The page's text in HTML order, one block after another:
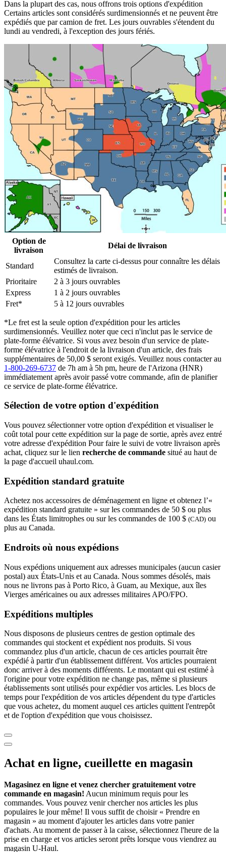
Dans la plupart des cas, nous offrons trois options d'expédition
Certains articles sont considérés surdimensionnés et ne peuvent être
expédiés que par camion de fret. Les jours ouvrables s'étendent du
lundi au vendredi, à l'exception des jours fériés.
Option de
livraison
Délai de livraison
Standard
Consultez la carte ci-dessus pour connaître les délais
estimés de livraison.
Prioritaire
2 à 3 jours ouvrables
Express
1 à 2 jours ouvrables
Fret*
5 à 12 jours ouvrables
*Le fret est la seule option d'expédition pour les articles
surdimensionnés. Veuillez noter que ceci n'inclut pas le service de
plate-forme élévatrice. Si vous avez besoin d'un service de plate-
forme élévatrice à l'endroit de la livraison d'un article, des frais
supplémentaires de 50,00 $ seront exigés. Veuillez nous contacter au
1-800-269-6737 de 7h am à 5h pm, heure de l'Arizona (HNR)
immédiatement après avoir passé votre commande, afin de planifier
ce service de plate-forme élévatrice.
Sélection de votre option d'expédition
Vous pouvez sélectionner votre option d'expédition et visualiser le
coût total pour cette expédition sur la page de sortie, après avez entré
votre adresse d'expédition Pour faire le suivi de votre livraison après
achat, cliquez sur le lien recherche de commande situé au haut de
la page d'accueil uhaul.com.
Expédition standard gratuite
Achetez nos accessoires de déménagement en ligne et obtenez l’«
expédition standard gratuite » sur les commandes de 50 $ ou plus
dans les États limitrophes ou sur les commandes de 100 $ (CAD) ou
plus au Canada.
Endroits où nous expédions
Nous expédions uniquement aux adresses municipales (aucun casier
postal) aux États-Unis et au Canada. Nous sommes désolés, mais
nous ne livrons pas à Porto Rico, à Guam, au Mexique, aux îles
Vierges américaines ou aux adresses militaires APO/FPO.
Expéditions multiples
Nous disposons de plusieurs centres de gestion optimale des
commandes qui stockent et expédient nos produits. Si vous
commandez plus d'un article, chacun de ces articles pourrait être
expédié à partir d'un établissement différent. Vos articles pourraient
donc arriver à des moments différents. Le montant qui est estimé à
l'origine pour votre expédition ne change pas, même si plusieurs
établissements sont utilisés pour expédier vos articles. Les blocs de
temps pour l'expédition de vos articles dépendent du type d'articles
que vous achetez, du moment auquel ces articles quittent l'entrepôt
et de l'option d'expédition que vous choisissez.
Achat en ligne, cueillette en magasin
Magasinez en ligne et venez chercher gratuitement votre
commande en magasin! Aucun minimum requis pour les
commandes. Vous pouvez venir chercher nos articles les plus
populaires le jour même! Il vous suffit de choisir « Prendre en
magasin » au moment d'ajouter les articles dans votre panier
d'achats. Au moment de passer à la caisse, sélectionnez l'heure de la
prise en charge et vos articles seront prêts lorsque vous viendrez au
magasin U-Haul.